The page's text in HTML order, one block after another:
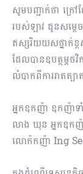
សូមបញ្ជាក់ថា ក្រ
របស់ឡាវ​ ជូនសម្តេ
ឥស្សរិយយសថ្នាក់ខ្
ដែលបានឧបត្ថម្ភថ
លំបាកពីការរាតត្
អ្នកឧកញ៉ា ឧកញ៉ាទ
លាង ឃុន អ្នកឧក
លោក៉កញ៉ា Ing